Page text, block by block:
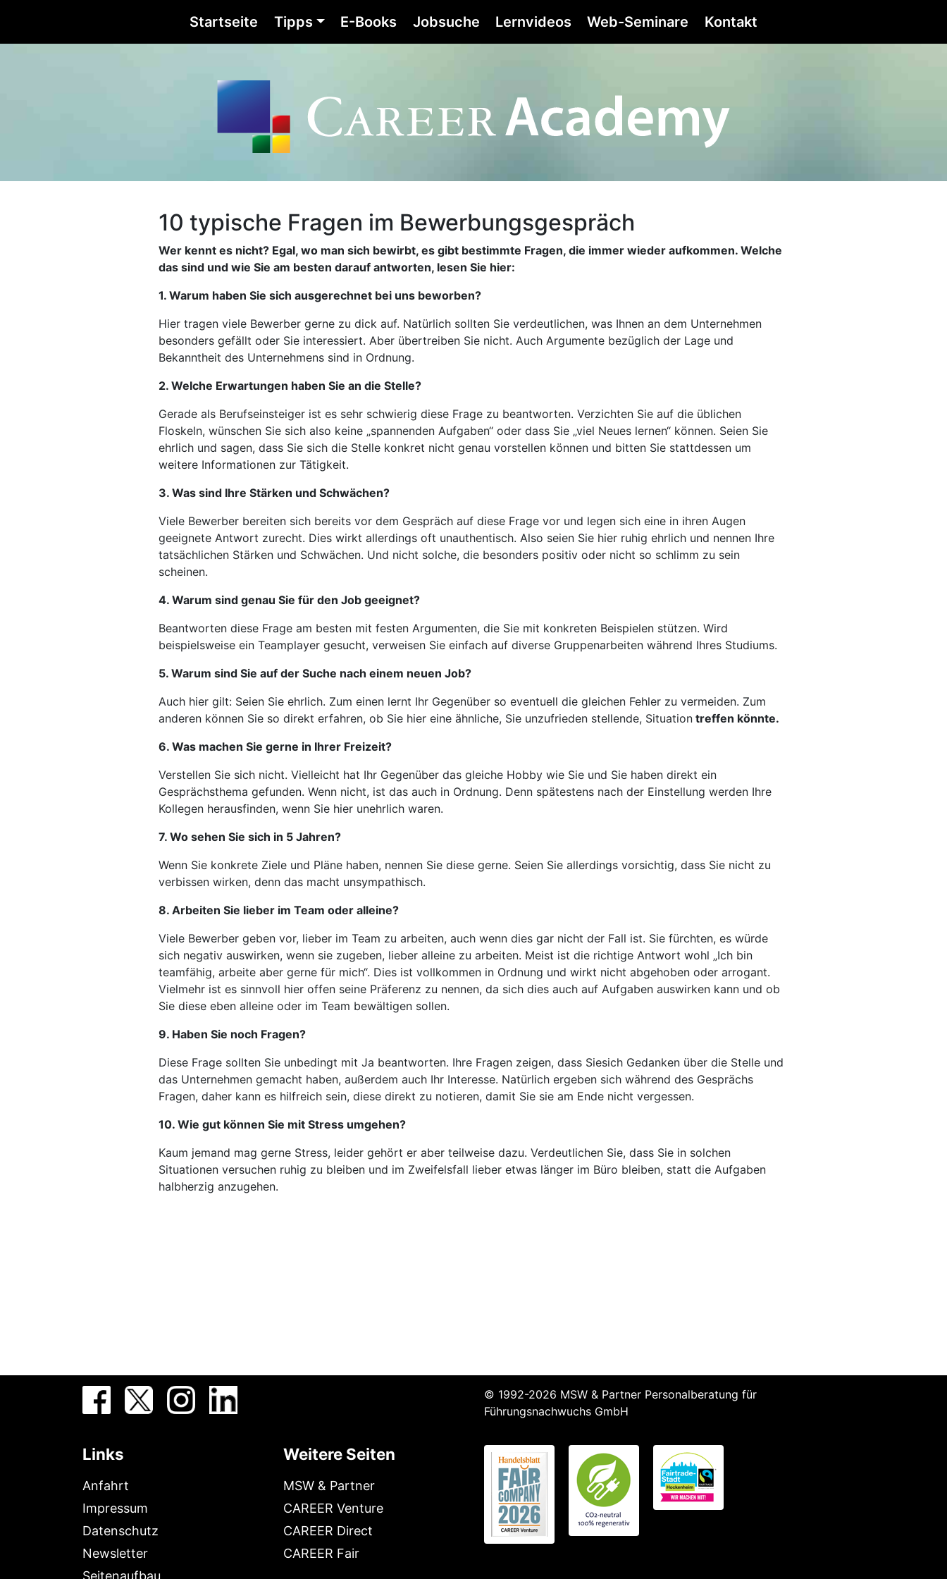
Startseite Tipps E-Books Jobsuche Lernvideos Web-Seminare Kontakt
10 typische Fragen im Bewerbungsgespräch
Wer kennt es nicht? Egal, wo man sich bewirbt, es gibt bestimmte Fragen, die immer wieder aufkommen. Welche
das sind und wie Sie am besten darauf antworten, lesen Sie hier:
1. Warum haben Sie sich ausgerechnet bei uns beworben?
Hier tragen viele Bewerber gerne zu dick auf. Natürlich sollten Sie verdeutlichen, was Ihnen an dem Unternehmen
besonders gefällt oder Sie interessiert. Aber übertreiben Sie nicht. Auch Argumente bezüglich der Lage und
Bekanntheit des Unternehmens sind in Ordnung.
2. Welche Erwartungen haben Sie an die Stelle?
Gerade als Berufseinsteiger ist es sehr schwierig diese Frage zu beantworten. Verzichten Sie auf die üblichen
Floskeln, wünschen Sie sich also keine „spannenden Aufgaben“ oder dass Sie „viel Neues lernen“ können. Seien Sie
ehrlich und sagen, dass Sie sich die Stelle konkret nicht genau vorstellen können und bitten Sie stattdessen um
weitere Informationen zur Tätigkeit.
3. Was sind Ihre Stärken und Schwächen?
Viele Bewerber bereiten sich bereits vor dem Gespräch auf diese Frage vor und legen sich eine in ihren Augen
geeignete Antwort zurecht. Dies wirkt allerdings oft unauthentisch. Also seien Sie hier ruhig ehrlich und nennen Ihre
tatsächlichen Stärken und Schwächen. Und nicht solche, die besonders positiv oder nicht so schlimm zu sein
scheinen.
4. Warum sind genau Sie für den Job geeignet?
Beantworten diese Frage am besten mit festen Argumenten, die Sie mit konkreten Beispielen stützen. Wird
beispielsweise ein Teamplayer gesucht, verweisen Sie einfach auf diverse Gruppenarbeiten während Ihres Studiums.
5. Warum sind Sie auf der Suche nach einem neuen Job?
Auch hier gilt: Seien Sie ehrlich. Zum einen lernt Ihr Gegenüber so eventuell die gleichen Fehler zu vermeiden. Zum
anderen können Sie so direkt erfahren, ob Sie hier eine ähnliche, Sie unzufrieden stellende, Situationtreffen könnte.
6. Was machen Sie gerne in Ihrer Freizeit?
Verstellen Sie sich nicht. Vielleicht hat Ihr Gegenüber das gleiche Hobby wie Sie und Sie haben direkt ein
Gesprächsthema gefunden. Wenn nicht, ist das auch in Ordnung. Denn spätestens nach der Einstellung werden Ihre
Kollegen herausfinden, wenn Sie hier unehrlich waren.
7. Wo sehen Sie sich in 5 Jahren?
Wenn Sie konkrete Ziele und Pläne haben, nennen Sie diese gerne. Seien Sie allerdings vorsichtig, dass Sie nicht zu
verbissen wirken, denn das macht unsympathisch.
8. Arbeiten Sie lieber im Team oder alleine?
Viele Bewerber geben vor, lieber im Team zu arbeiten, auch wenn dies gar nicht der Fall ist. Sie fürchten, es würde
sich negativ auswirken, wenn sie zugeben, lieber alleine zu arbeiten. Meist ist die richtige Antwort wohl „Ich bin
teamfähig, arbeite aber gerne für mich“. Dies ist vollkommen in Ordnung und wirkt nicht abgehoben oder arrogant.
Vielmehr ist es sinnvoll hier offen seine Präferenz zu nennen, da sich dies auch auf Aufgaben auswirken kann und ob
Sie diese eben alleine oder im Team bewältigen sollen.
9. Haben Sie noch Fragen?
Diese Frage sollten Sie unbedingt mit Ja beantworten. Ihre Fragen zeigen, dass Siesich Gedanken über die Stelle und
das Unternehmen gemacht haben, außerdem auch Ihr Interesse. Natürlich ergeben sich während des Gesprächs
Fragen, daher kann es hilfreich sein, diese direkt zu notieren, damit Sie sie am Ende nicht vergessen.
10. Wie gut können Sie mit Stress umgehen?
Kaum jemand mag gerne Stress, leider gehört er aber teilweise dazu. Verdeutlichen Sie, dass Sie in solchen
Situationen versuchen ruhig zu bleiben und im Zweifelsfall lieber etwas länger im Büro bleiben, statt die Aufgaben
halbherzig anzugehen.
Links
Anfahrt
Impressum
Datenschutz
Newsletter
Weitere Seiten
MSW & Partner
CAREER Venture
CAREER Direct
CAREER Fair
© 1992-2026 MSW & Partner Personalberatung für
Führungsnachwuchs GmbH